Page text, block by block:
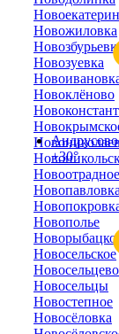
+30°
Новожиловка
Новозбурьевка
Новозуевка
Новоклёново
Новоотрадное
Новопавловка
Новополье
Новорыбацкое
Новосельское
Новосельцево
Новосельцы
Новостепное
Новосёловка